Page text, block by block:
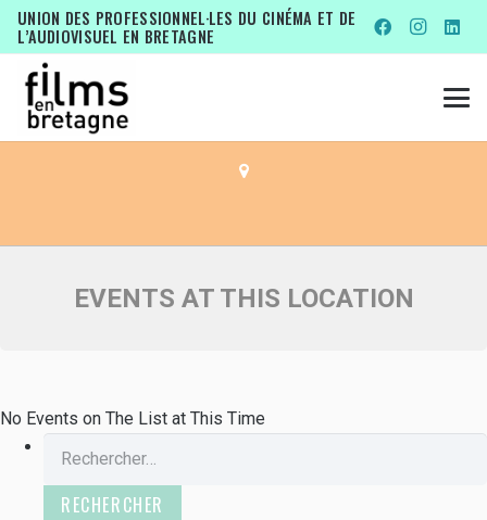
UNION DES PROFESSIONNEL·LES DU CINÉMA ET DE
L’AUDIOVISUEL EN BRETAGNE
EVENTS AT THIS LOCATION
CINÉMA LE DIETRICH
EVENTS AT THIS LOCATION
No Events on The List at This Time